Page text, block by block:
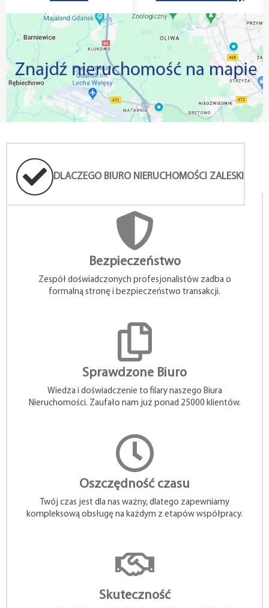
Wynajem Wynajem
DLACZEGO BIURO NIERUCHOMOŚCI ZALESKI
Bezpieczeństwo
Zespół doświadczonych profesjonalistów zadba o
formalną stronę i bezpieczeństwo transakcji.
Sprawdzone Biuro
Wiedza i doświadczenie to filary naszego Biura
Nieruchomości. Zaufało nam już ponad 25000 klientów.
Oszczędność czasu
Twój czas jest dla nas ważny, dlatego zapewniamy
kompleksową obsługę na każdym z etapów współpracy.
Skuteczność